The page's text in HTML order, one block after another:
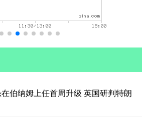
伯纳姆上任首周升级 英国研判特朗